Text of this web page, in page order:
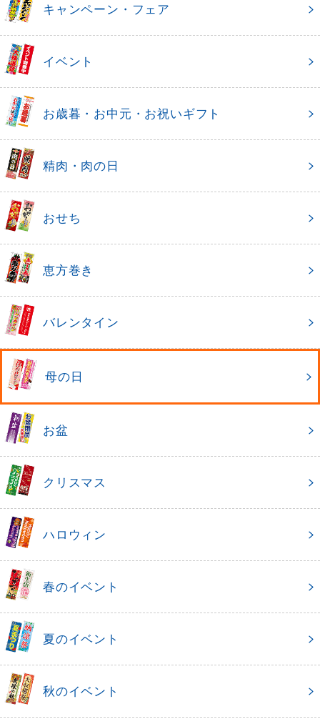
キャンペーン・フェア
イベント
お歳暮・お中元・お祝いギフト
精肉・肉の日
おせち
恵方巻き
バレンタイン
母の日
お盆
クリスマス
ハロウィン
春のイベント
夏のイベント
秋のイベント